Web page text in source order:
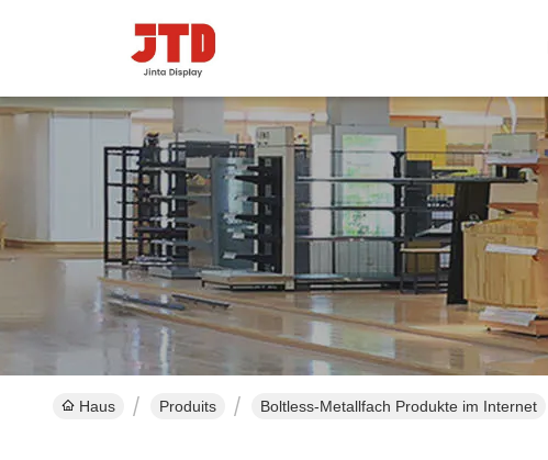
Haus Produits Boltless-Metallfach Produkte im Internet